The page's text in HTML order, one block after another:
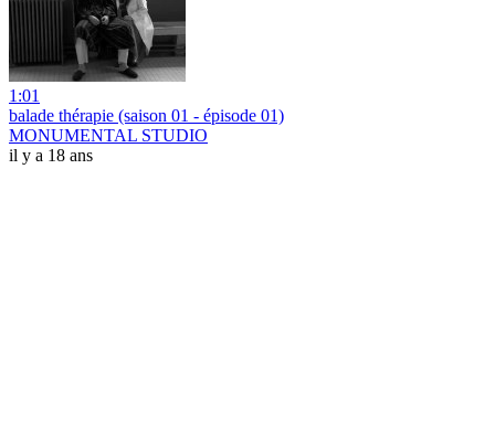
1:01
balade thérapie (saison 01 - épisode 01)
MONUMENTAL STUDIO
il y a 18 ans